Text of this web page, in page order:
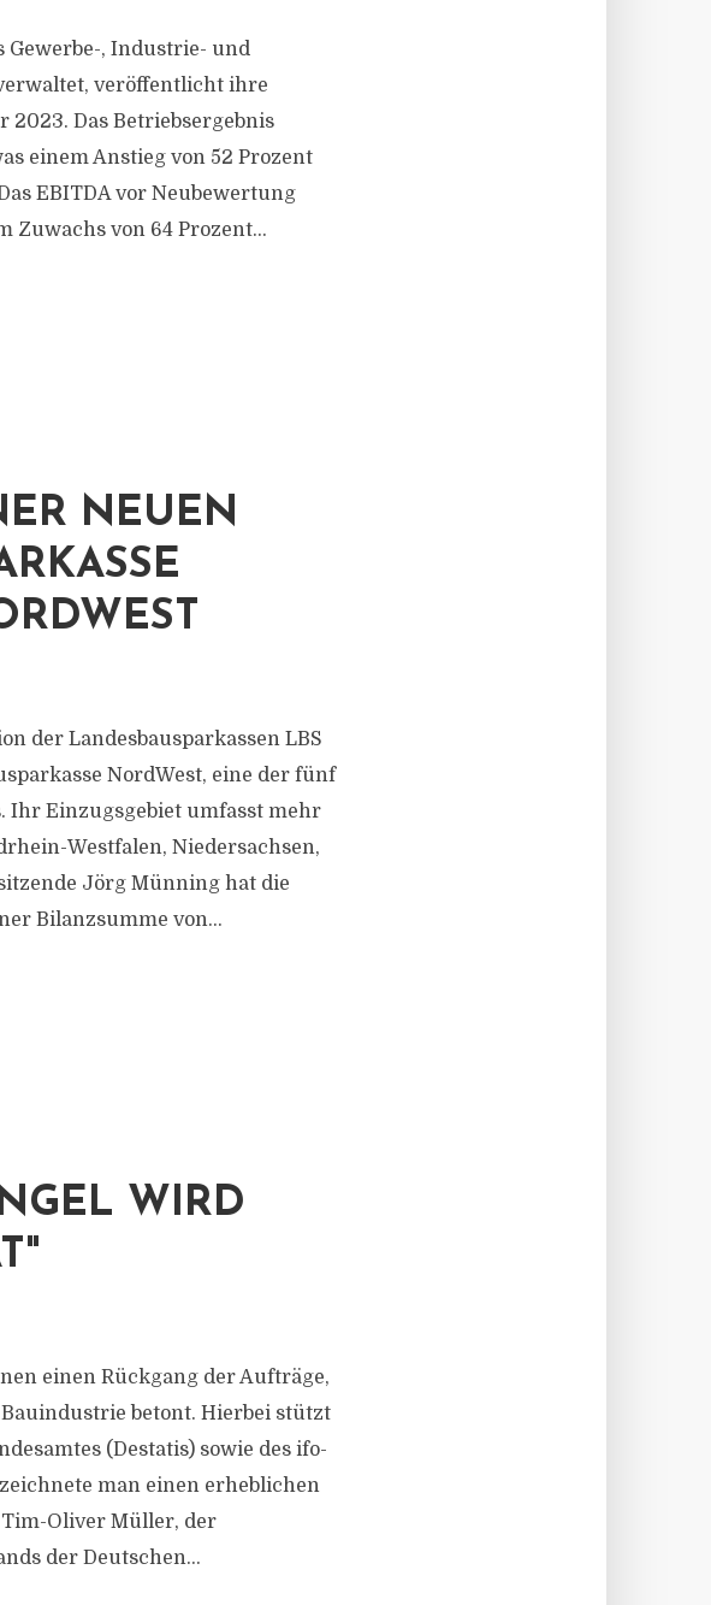
Gewerbe-, Industrie- und
veröffentlicht ihre
2023. Das Betriebsergebnis
einem Anstieg von 52 Prozent
EBITDA vor Neubewertung
Zuwachs von 64 Prozent...
NEUEN
E
der Landesbausparkassen LBS
NordWest, eine der fünf
Ihr Einzugsgebiet umfasst mehr
Westfalen, Niedersachsen,
Jörg Münning hat die
Bilanzsumme von...
WIRD
einen Rückgang der Aufträge,
betont. Hierbei stützt
(Destatis) sowie des ifo-
man einen erheblichen
Oliver Müller, der
der Deutschen...